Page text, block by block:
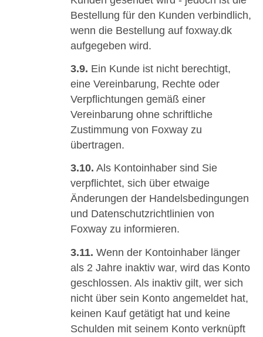
Bestellung für den Kunden verbindlich,
wenn die Bestellung auf foxway.dk
aufgegeben wird.
3.9. Ein Kunde ist nicht berechtigt,
eine Vereinbarung, Rechte oder
Verpflichtungen gemäß einer
Vereinbarung ohne schriftliche
Zustimmung von Foxway zu
übertragen.
3.10. Als Kontoinhaber sind Sie
verpflichtet, sich über etwaige
Änderungen der Handelsbedingungen
und Datenschutzrichtlinien von
Foxway zu informieren.
3.11. Wenn der Kontoinhaber länger
als 2 Jahre inaktiv war, wird das Konto
geschlossen. Als inaktiv gilt, wer sich
nicht über sein Konto angemeldet hat,
keinen Kauf getätigt hat und keine
Schulden mit seinem Konto verknüpft